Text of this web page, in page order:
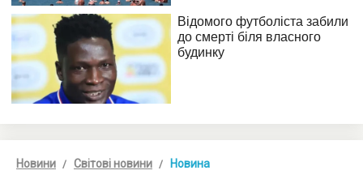
Новини Світові новини Новина